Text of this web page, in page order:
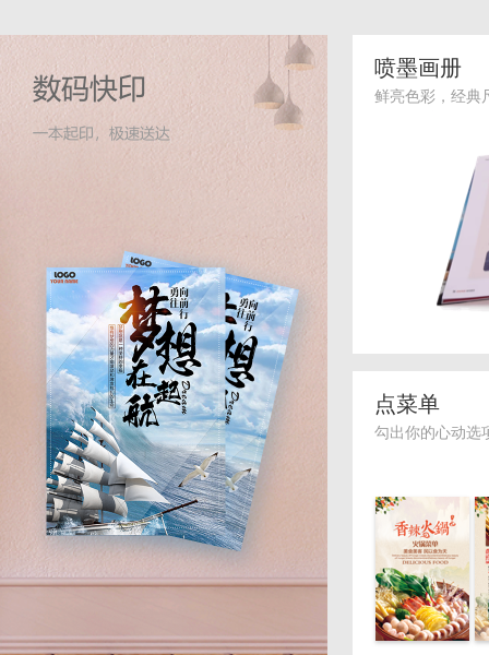
喷墨画册
鲜亮色彩，经典
点菜单
勾出你的心动选